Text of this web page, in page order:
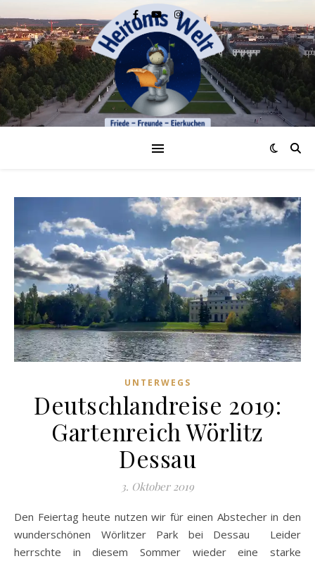
UNTERWEGS
Deutschlandreise 2019:
Gartenreich Wörlitz
Dessau
3. Oktober 2019
Den Feiertag heute nutzen wir für einen Abstecher in den
wunderschönen Wörlitzer Park bei Dessau Leider
herrschte in diesem Sommer wieder eine starke